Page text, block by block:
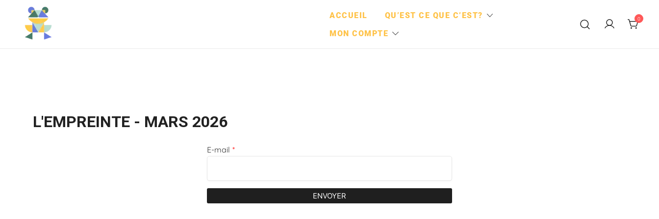
content
ACCUEIL
QU’EST CE QUE C’EST?
MON COMPTE
0
L'EMPREINTE - MARS 2026
E-mail *
ENVOYER